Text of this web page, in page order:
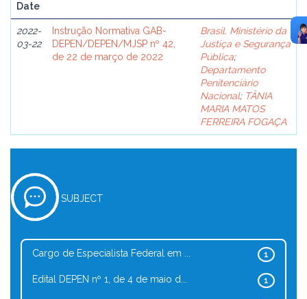
Date
2022-
03-22
Instrução Normativa GAB-
DEPEN/DEPEN/MJSP nº 42,
de 22 de março de 2022
Brasil. Ministério da
Justiça e Segurança
Pública;
Departamento
Penitenciário
Nacional; TÂNIA
MARIA MATOS
FERREIRA FOGAÇA
SUBJECT
1
Cargo de Especialista Federal em ...
1
Edital DEPEN nº 1, de 4 de maio d...